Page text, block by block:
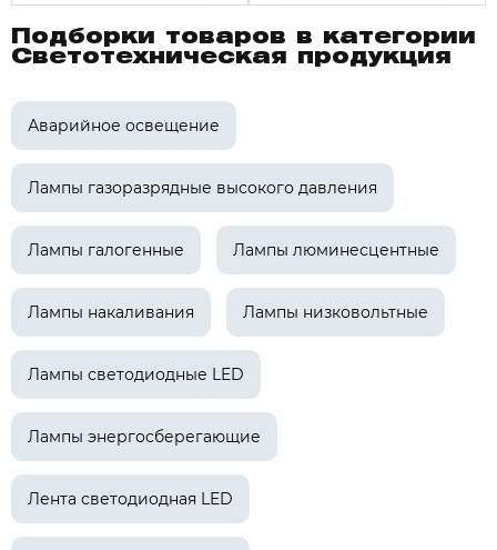
Подборки товаров в категории
Светотехническая продукция
Аварийное освещение
Лампы газоразрядные высокого давления
Лампы галогенные Лампы люминесцентные
Лампы накаливания Лампы низковольтные
Лампы светодиодные LED
Лампы энергосберегающие
Лента светодиодная LED